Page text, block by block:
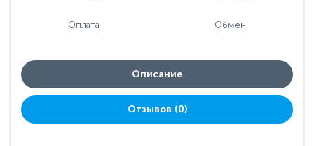
Оплата Обмен
Описание
Отзывов (0)